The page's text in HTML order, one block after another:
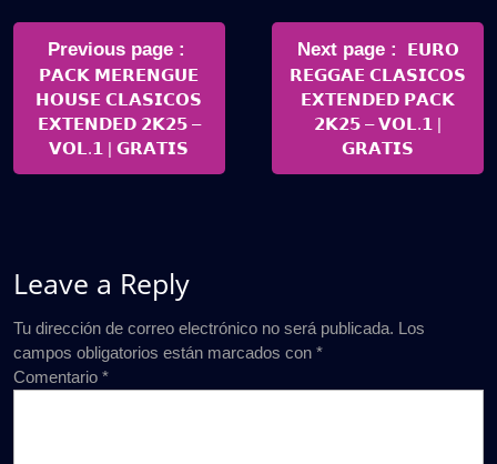
Navegación
entradas
Previous page
Posts
𝗣𝗔𝗖𝗞 𝗠𝗘𝗥𝗘𝗡𝗚𝗨𝗘
𝗛𝗢𝗨𝗦𝗘 𝗖𝗟𝗔𝗦𝗜𝗖𝗢𝗦
𝗘𝗫𝗧𝗘𝗡𝗗𝗘𝗗 𝟮𝗞𝟮𝟱 –
𝗩𝗢𝗟.𝟭 | 𝗚𝗥𝗔𝗧𝗜𝗦
Next page
Newer
Posts
𝗘𝗨𝗥𝗢
𝗥𝗘𝗚𝗚𝗔𝗘 𝗖𝗟𝗔𝗦𝗜𝗖𝗢𝗦
𝗘𝗫𝗧𝗘𝗡𝗗𝗘𝗗 𝗣𝗔𝗖𝗞
𝟮𝗞𝟮𝟱 – 𝗩𝗢𝗟.𝟭 |
𝗚𝗥𝗔𝗧𝗜𝗦
Leave a Reply
Tu dirección de correo electrónico no será publicada. Los
campos obligatorios están marcados con *
Comentario *